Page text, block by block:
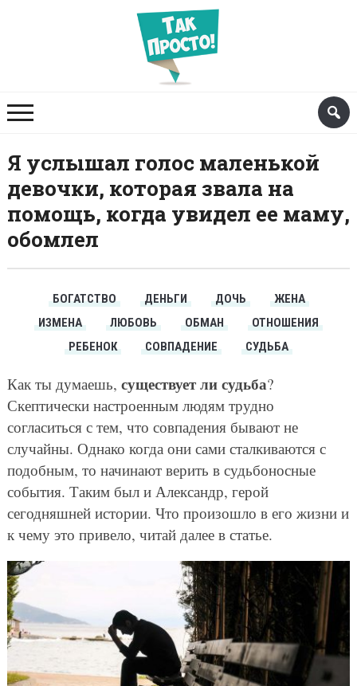
Я услышал голос маленькой
девочки, которая звала на
помощь, когда увидел ее маму,
обомлел
БОГАТСТВО ДЕНЬГИ ДОЧЬ
ЖЕНА
ИЗМЕНА
ЛЮБОВЬ ОБМАН
ОТНОШЕНИЯ
РЕБЕНОК
СОВПАДЕНИЕ СУДЬБА
Как ты думаешь, существует ли судьба?
Скептически настроенным людям трудно
согласиться с тем, что совпадения бывают не
случайны. Однако когда они сами сталкиваются с
подобным, то начинают верить в судьбоносные
события. Таким был и Александр, герой
сегодняшней истории. Что произошло в его жизни и
к чему это привело, читай далее в статье.